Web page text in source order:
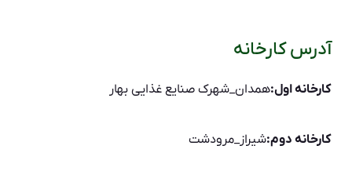
آدرس کارخانه
کارخانه اول:همدان_شهرک صنایع غذایی بهار
کارخانه دوم:شیراز_مرودشت